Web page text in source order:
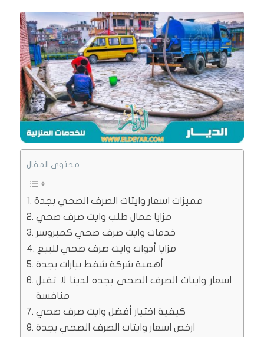
محتوى المقال
مزايا عمال طلب وايت صرف صحي
خدمات وايت صرف صحي كمبروسر
مزايا أدوات وايت صرف صحي للبيع
أهمية شركة شفط بيارات بجدة
اسعار وايتات الصرف الصحي بجده لدينا لا تقبل
منافسة
كيفية اختيار أفضل وايت صرف صحي
ارخص اسعار وايتات الصرف الصحي بجدة